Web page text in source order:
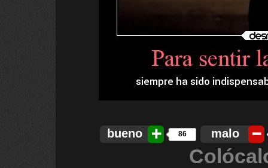
bueno 86 malo